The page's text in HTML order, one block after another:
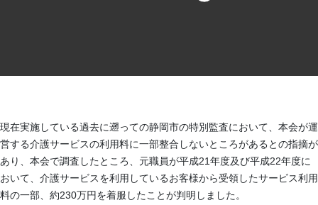
現在実施している過去に遡っての静岡市の特別監査において、本会が運
営する介護サービスの利用料に一部整合しないところがあるとの指摘が
あり、本会で調査したところ、元職員が平成21年度及び平成22年度に
おいて、介護サービスを利用しているお客様から受領したサービス利用
料の一部、約230万円を着服したことが判明しました。